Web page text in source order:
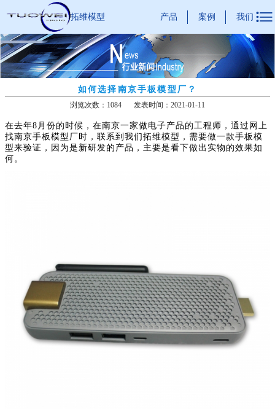
拓维模型 产品 案例 我们 
如何选择南京手板模型厂？
浏览次数：1084 发表时间：2021-01-11
在去年8月份的时候，在南京一家做电子产品的工程师，通过网上
找南京手板模型厂时，联系到我们拓维模型，需要做一款手板模
型来验证，因为是新研发的产品，主要是看下做出实物的效果如
何。